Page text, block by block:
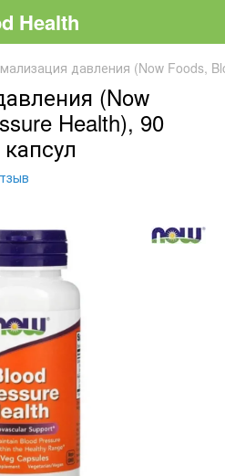
Health
давления (Now Foods,
(Now
Health), 90